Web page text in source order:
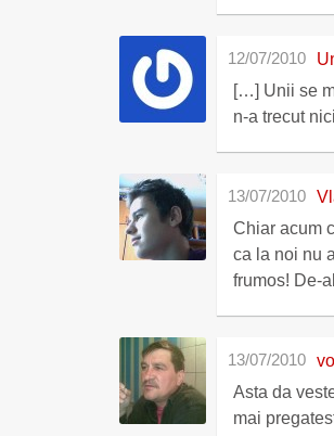
12/07/2010
[…] Unii se mişcă
n-a trecut
13/07/2010
Chiar acum
ca la noi nu
frumos! De-
13/07/2010
Asta da
mai